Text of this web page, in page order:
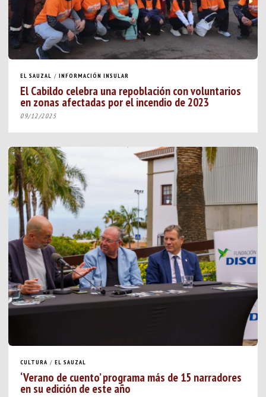
EL SAUZAL / INFORMACIÓN INSULAR
El Cabildo celebra una repoblación con voluntarios
en zonas afectadas por el incendio de 2023
09/12/2025
CULTURA / EL SAUZAL
‘Verano de cuento’ programa más de 15 narradores
en su edición de este año